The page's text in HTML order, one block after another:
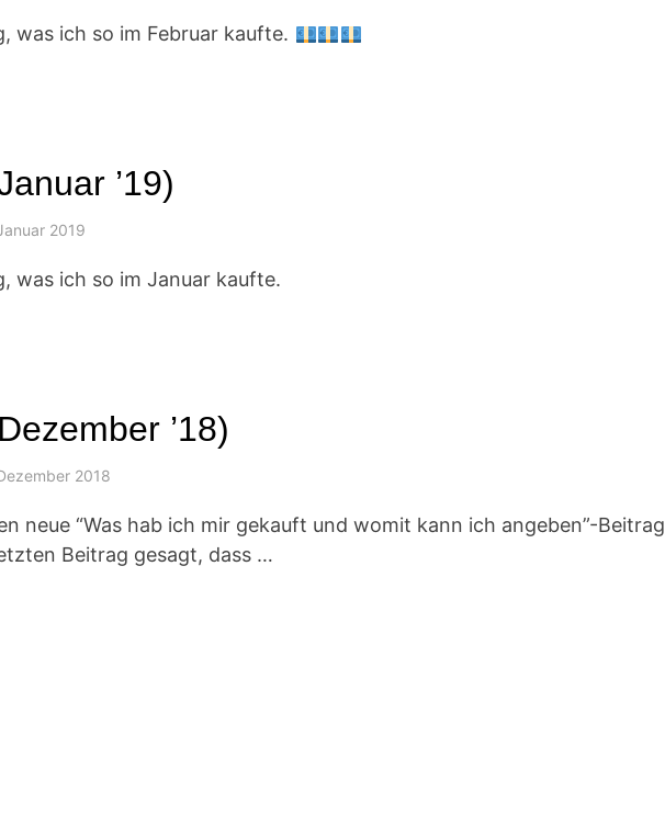
was ich so im Februar kaufte.
’19)
2019
was ich so im Januar kaufte.
’18)
2018
neue “Was hab ich mir gekauft und womit kann ich angeben”-Beitrag
Beitrag gesagt, dass …